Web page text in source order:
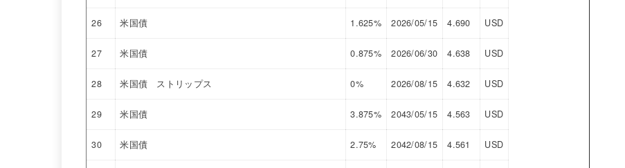
26 米国債 1.625% 2026/05/15 4.690 USD
27 米国債 0.875% 2026/06/30 4.638 USD
28 米国債 ストリップス 0% 2026/08/15 4.632 USD
29 米国債 3.875% 2043/05/15 4.563 USD
30 米国債 2.75% 2042/08/15 4.561 USD